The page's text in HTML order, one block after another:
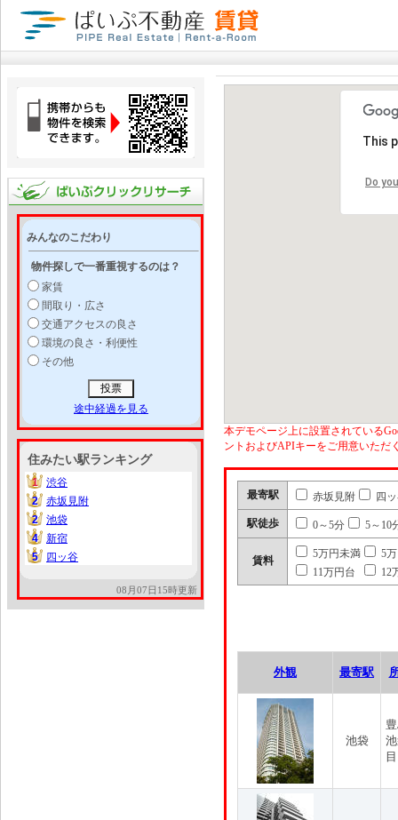
みんなのこだわり
物件探しで一番重視するのは？
家賃
間取り・広さ
交通アクセスの良さ
環境の良さ・利便性
その他
途中経過を見る
住みたい駅ランキング
1
1
渋谷
2
2
赤坂見附
2
2
池袋
4
4
新宿
5
5 四ッ谷
08月07日15時更新
This
Do
本デモページ上に設置されている
ントおよびAPIキーをご用意いただ
最寄駅 赤坂見附 四
駅徒歩 0～5分 5～10
賃料
5万円未満
5
11万円台
12
外観 最寄駅
池袋
目